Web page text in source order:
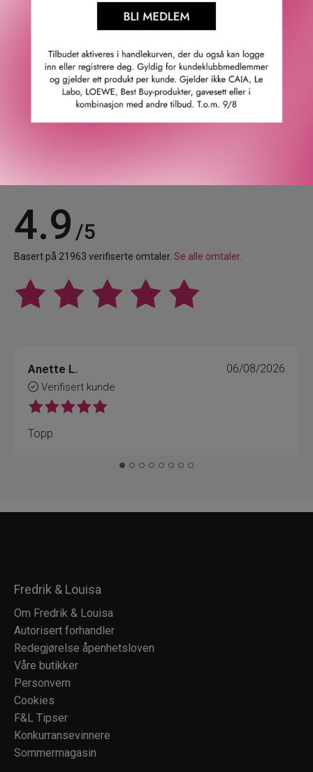
CC+ Cream-dekningen, og forvandle den fra den fulle
dekningen du kjenner og elsker til et tynt lag med byggbar
GTIN: 3605973017276
Leverandørs artikkelnummer: s6065200
4.9 /5
Basert på 21963 verifiserte omtaler. Se alle omtaler.
Anette L.
Verifisert kunde
06/08/2026
Topp
Fredrik & Louisa
Om Fredrik & Louisa
Autorisert forhandler
Redegjørelse åpenhetsloven
Våre butikker
Personvern
Cookies
F&L Tipser
Konkurransevinnere
Sommermagasin